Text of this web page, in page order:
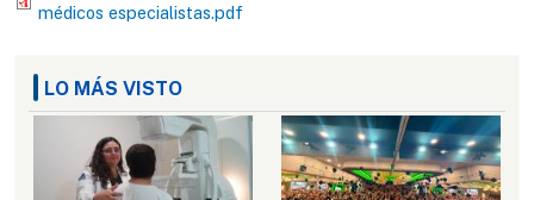
médicos especialistas.pdf
LO MÁS VISTO